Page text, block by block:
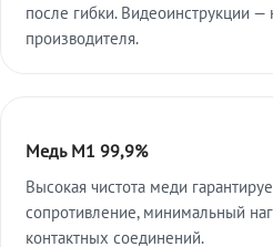
после гибки. Видеоинструкции —
производителя.
Медь М1 99,9%
Высокая чистота меди
сопротивление, минимальный
контактных соединений.